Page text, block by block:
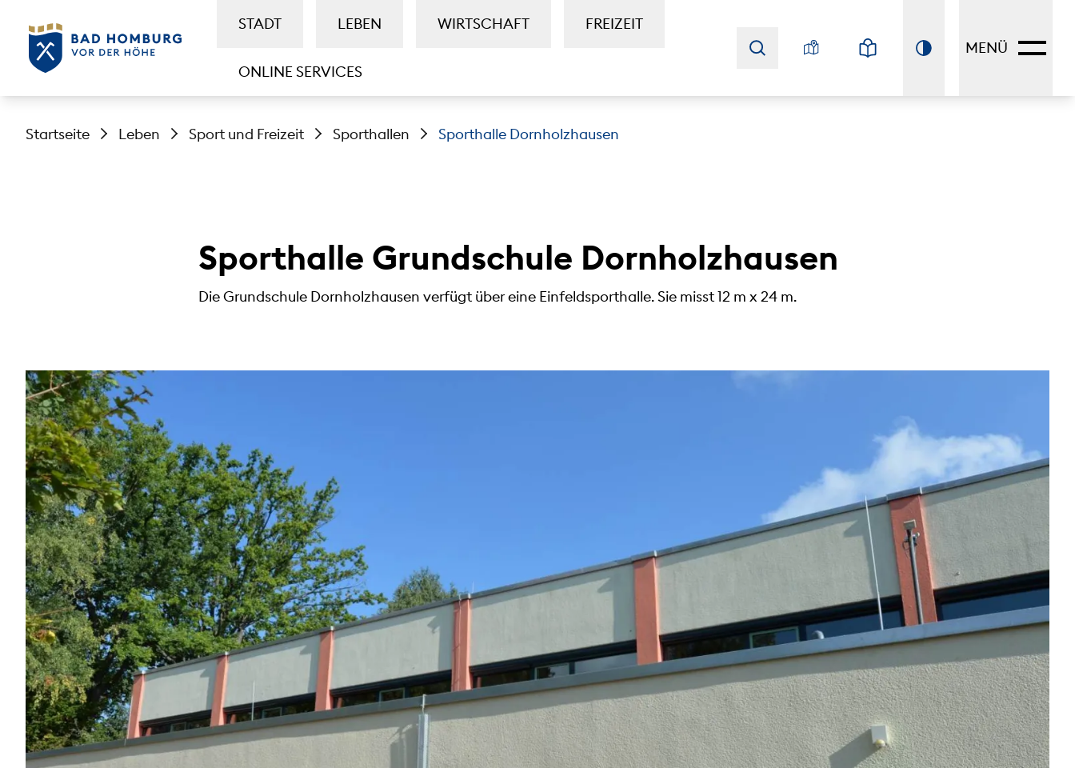
STADT LEBEN WIRTSCHAFT FREIZEIT
ONLINE SERVICES
MENÜ
Startseite Leben Sport und Freizeit Sporthallen Sporthalle Dornholzhausen
Sporthalle Grundschule Dornholzhausen
Die Grundschule Dornholzhausen verfügt über eine Einfeldsporthalle. Sie misst 12 m x 24 m.